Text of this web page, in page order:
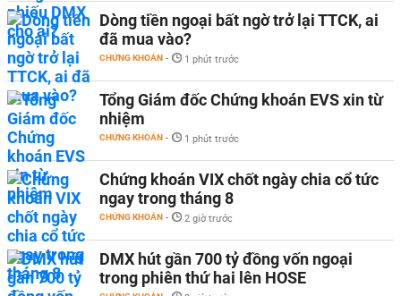
Dòng tiền ngoại bất ngờ trở lại TTCK, ai
đã mua vào?
CHỨNG KHOÁN - 1 phút trước
Tổng Giám đốc Chứng khoán EVS xin từ
nhiệm
CHỨNG KHOÁN - 1 phút trước
Chứng khoán VIX chốt ngày chia cổ tức
ngay trong tháng 8
CHỨNG KHOÁN - 2 giờ trước
DMX hút gần 700 tỷ đồng vốn ngoại
trong phiên thứ hai lên HOSE